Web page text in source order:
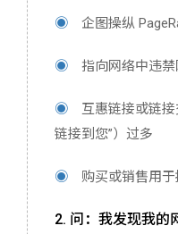
◉ 企图操纵
◉ 指向网络中违
◉
互惠链接或链
链接到您”）过多
◉ 购买或销售用
2. 问：我发现我的